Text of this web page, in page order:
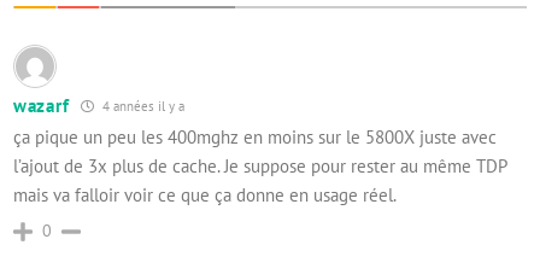
wazarf 4 années il y a
ça pique un peu les 400mghz en moins sur le 5800X juste avec
l’ajout de 3x plus de cache. Je suppose pour rester au même TDP
mais va falloir voir ce que ça donne en usage réel.
0